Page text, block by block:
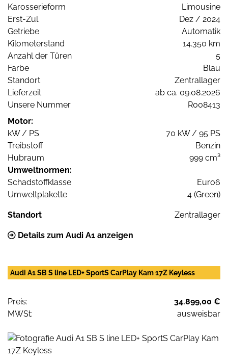
Karosserieform
Limousine
Erst-Zul.
Dez / 2024
Getriebe
Automatik
Kilometerstand
14.350 km
Anzahl der Türen
5
Farbe
Blau
Standort
Zentrallager
Lieferzeit
ab ca. 09.08.2026
Unsere Nummer
R008413
Motor:
kW / PS
70 kW / 95 PS
Treibstoff
Benzin
Hubraum
999 cm³
Umweltnormen:
Schadstoffklasse
Euro6
Umweltplakette
4 (Green)
Standort Zentrallager
Details zum Audi A1 anzeigen
Audi A1 SB S line LED+ SportS CarPlay Kam 17Z Keyless
Preis:
34.899,00 €
MWSt:
ausweisbar